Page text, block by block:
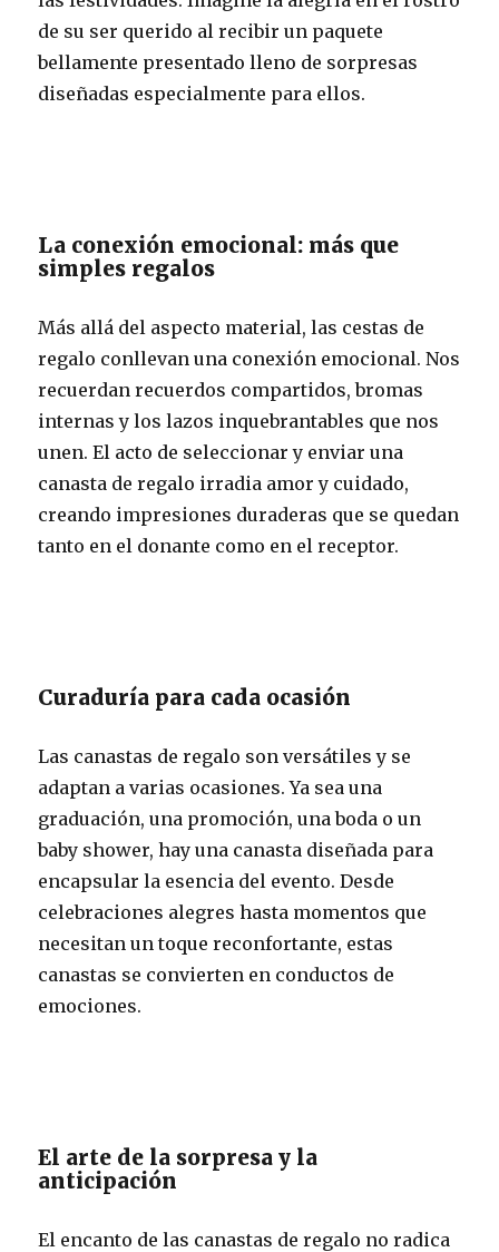
de su ser querido al recibir un paquete
bellamente presentado lleno de sorpresas
diseñadas especialmente para ellos.
La conexión emocional: más que
simples regalos
Más allá del aspecto material, las cestas de
regalo conllevan una conexión emocional. Nos
recuerdan recuerdos compartidos, bromas
internas y los lazos inquebrantables que nos
unen. El acto de seleccionar y enviar una
canasta de regalo irradia amor y cuidado,
creando impresiones duraderas que se quedan
tanto en el donante como en el receptor.
Curaduría para cada ocasión
Las canastas de regalo son versátiles y se
adaptan a varias ocasiones. Ya sea una
graduación, una promoción, una boda o un
baby shower, hay una canasta diseñada para
encapsular la esencia del evento. Desde
celebraciones alegres hasta momentos que
necesitan un toque reconfortante, estas
canastas se convierten en conductos de
emociones.
El arte de la sorpresa y la
anticipación
El encanto de las canastas de regalo no radica